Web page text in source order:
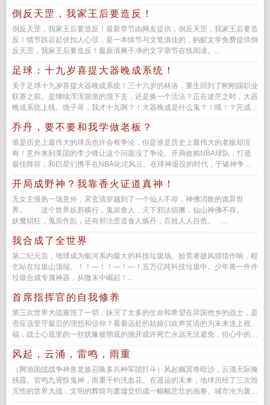
倒反天罡，我家王后要造反！
倒反天罡，我家王后要造反！最新章节由网友提供，倒反天罡，我家王后要造
反！情节跌宕起伏扣人心弦，是一本情节与文笔俱佳的，蚂蚁文学免费提供倒
反天罡，我家王后要造反！最新清爽干净的文字章节在线阅读。...
足球：十九岁喜提大器晚成系统！
关于足球十九岁喜提大器晚成系统！三十六岁的林洛，重生回到了刚刚踢职业
联赛之前。是继续浑浑噩噩的混下去，还是换一个活法？正在迷茫之时，大器
晚成系统上线。统子哥，我才十九啊？！大器晚成是什么鬼？！哦！？完成老
乔丹，要不要和我学做老板？
谁是历史上最伟大的球员也许会有争论，但是谁是历史上最伟大的老板却没
有！意外来到美国的李少锋让这个问题没了争论。开局收购NBA球队，打造
最佳阵容，和巨星们携手在NBA叱诧风云。在球神退役的时代，于诸神争霸
开局成野神？我靠香火证道真神！
无女主慢热一场意外，宋玄清穿越到了一个仙人不存，神佛消散的诡异世
界。 这个世界妖邪横行，鬼祟食人，天下邪法猖獗，仙山神佛不存。
妖魔猖狂，鬼祟作乱，还有邪法歪道食人炼丹，百姓人人自危。 ...
我合成了全世界
第二纪元后，地球成为银河系内最大的科技垃圾场。拾荒者披风猎猎作响，程
乞站在垃圾山顶端。！！—！！—！—！五万亿吨科技垃圾中。少年将一件件
垃圾合成专属神器，从微末中崛起！...
首席指挥官的自我修养
第三次世界大战摧毁了一切，抹灭了太多的生命和希望在异国他乡的战士，是
否应该坚守最后的理想和信仰？看着远处的姑娘们欢声笑语的为未来送上祝
福，战士心底里的一丝犹豫被彻底的抛开或许死亡永远无法避免，但心中的希
风起，云涌，雷鸣，雨重
（网游国战战争神兽龙族召唤多兵种军团打斗）风起幽冥卷暗沙，云涌天际掩
残霞。雷鸣九霄惊鬼神，雨重千钧洗血花。在遥远的未来，地球历经了三次毁
灭性的世界大战，文明的辉煌与废墟交织成一幅幅悲壮的画卷。城市沦为废